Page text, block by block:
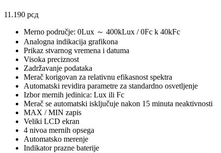
11.190 рсд
Merno područje: 0Lux ～ 400kLux / 0Fc k 40kFc
Analogna indikacija grafikona
Prikaz stvarnog vremena i datuma
Visoka preciznost
Zadržavanje podataka
Merač korigovan za relativnu efikasnost spektra
Automatski revidira parametre za standardno osvetljenje
Izbor mernih jedinica: Lux ili Fc
Merač se automatski isključuje nakon 15 minuta neaktivnosti
MAX / MIN zapis
Veliki LCD ekran
4 nivoa mernih opsega
Automatsko merenje
Indikator prazne baterije